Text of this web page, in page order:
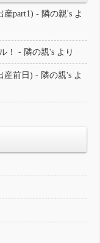
産part1) - 隣の親's よ
！ - 隣の親's より
産前日) - 隣の親's よ